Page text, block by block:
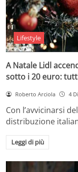
Lifestyle
A Natale Lidl
sotto i 20 euro:
Roberto Arciola 4
Con l’avvicinarsi
distribuzione
Leggi di più